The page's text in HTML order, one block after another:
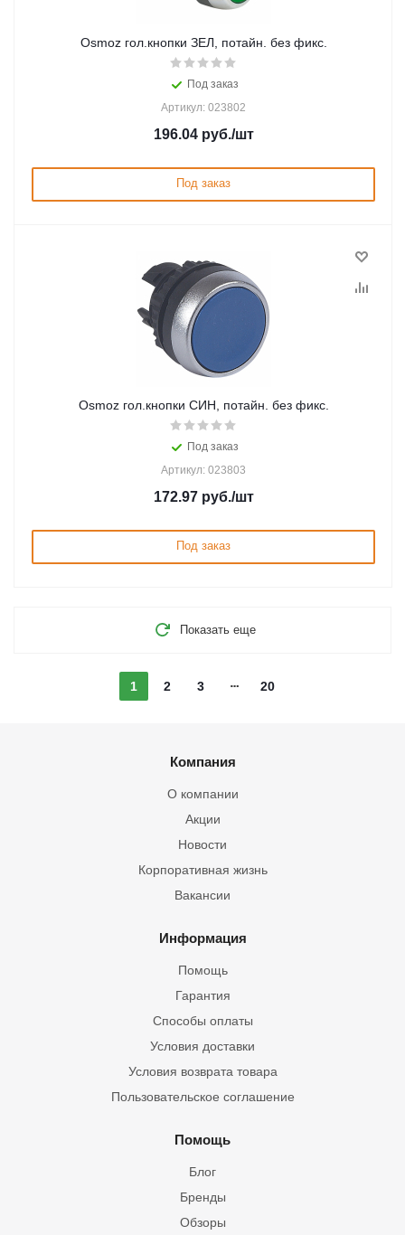
Osmoz гол.кнопки ЗЕЛ, потайн. без фикс.
Под заказ
Артикул: 023802
196.04руб./шт
Под заказ
Osmoz гол.кнопки СИН, потайн. без фикс.
Под заказ
Артикул: 023803
172.97руб./шт
Под заказ
Показать еще
1 2 3 20
Компания
О компании
Акции
Новости
Корпоративная жизнь
Вакансии
Информация
Помощь
Гарантия
Способы оплаты
Условия доставки
Условия возврата товара
Пользовательское соглашение
Помощь
Блог
Бренды
Обзоры